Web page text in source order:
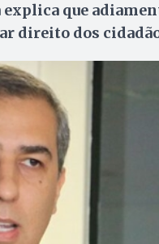
que
direito dos